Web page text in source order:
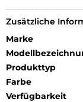
Zusätzliche
Marke
Produkttyp
Farbe
Verfügbarkeit